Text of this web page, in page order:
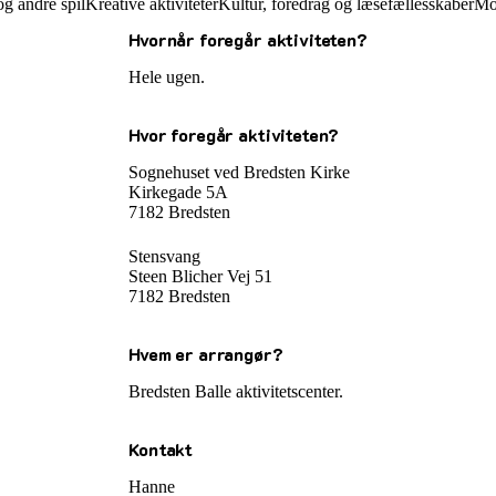
andre spilKreative aktiviteterKultur, foredrag og læsefællesskaber
Hvornår foregår aktiviteten?
Hele ugen.
Hvor foregår aktiviteten?
Sognehuset ved Bredsten Kirke
Kirkegade 5A
7182 Bredsten
Stensvang
Steen Blicher Vej 51
7182 Bredsten
Hvem er arrangør?
Bredsten Balle aktivitetscenter.
Kontakt
Hanne